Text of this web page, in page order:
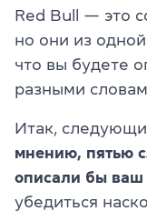
Red Bull — это
но они из
что вы будете
разными
Итак,
мнению, пятью
описали бы ваш
убедиться